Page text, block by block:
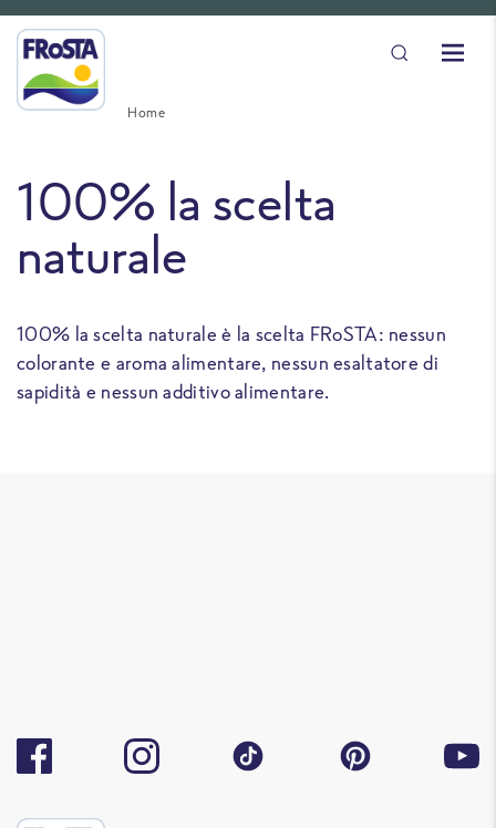
Home
100% la scelta
naturale
100% la scelta naturale è la scelta FRoSTA: nessun
colorante e aroma alimentare, nessun esaltatore di
sapidità e nessun additivo alimentare.